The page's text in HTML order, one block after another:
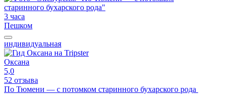
3 часа
Пешком
индивидуальная
Оксана
5,0
52 отзыва
По Тюмени — с потомком старинного бухарского рода